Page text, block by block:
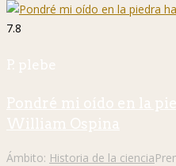
7.8
P. plebe
Pondré mi oído en la
William Ospina
Ámbito: Historia de la ciencia